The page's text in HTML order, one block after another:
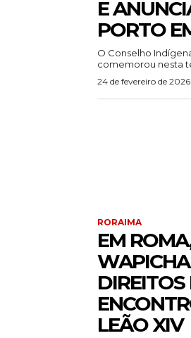
E
PORTO
O Conselho
comemorou nesta
24 de fevereiro de 2026
RORAIMA
EM
LEÃO XIV